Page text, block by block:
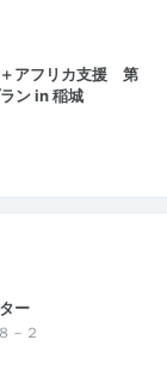
＋アフリカ支援 第
ン in 稲城
ー
－２